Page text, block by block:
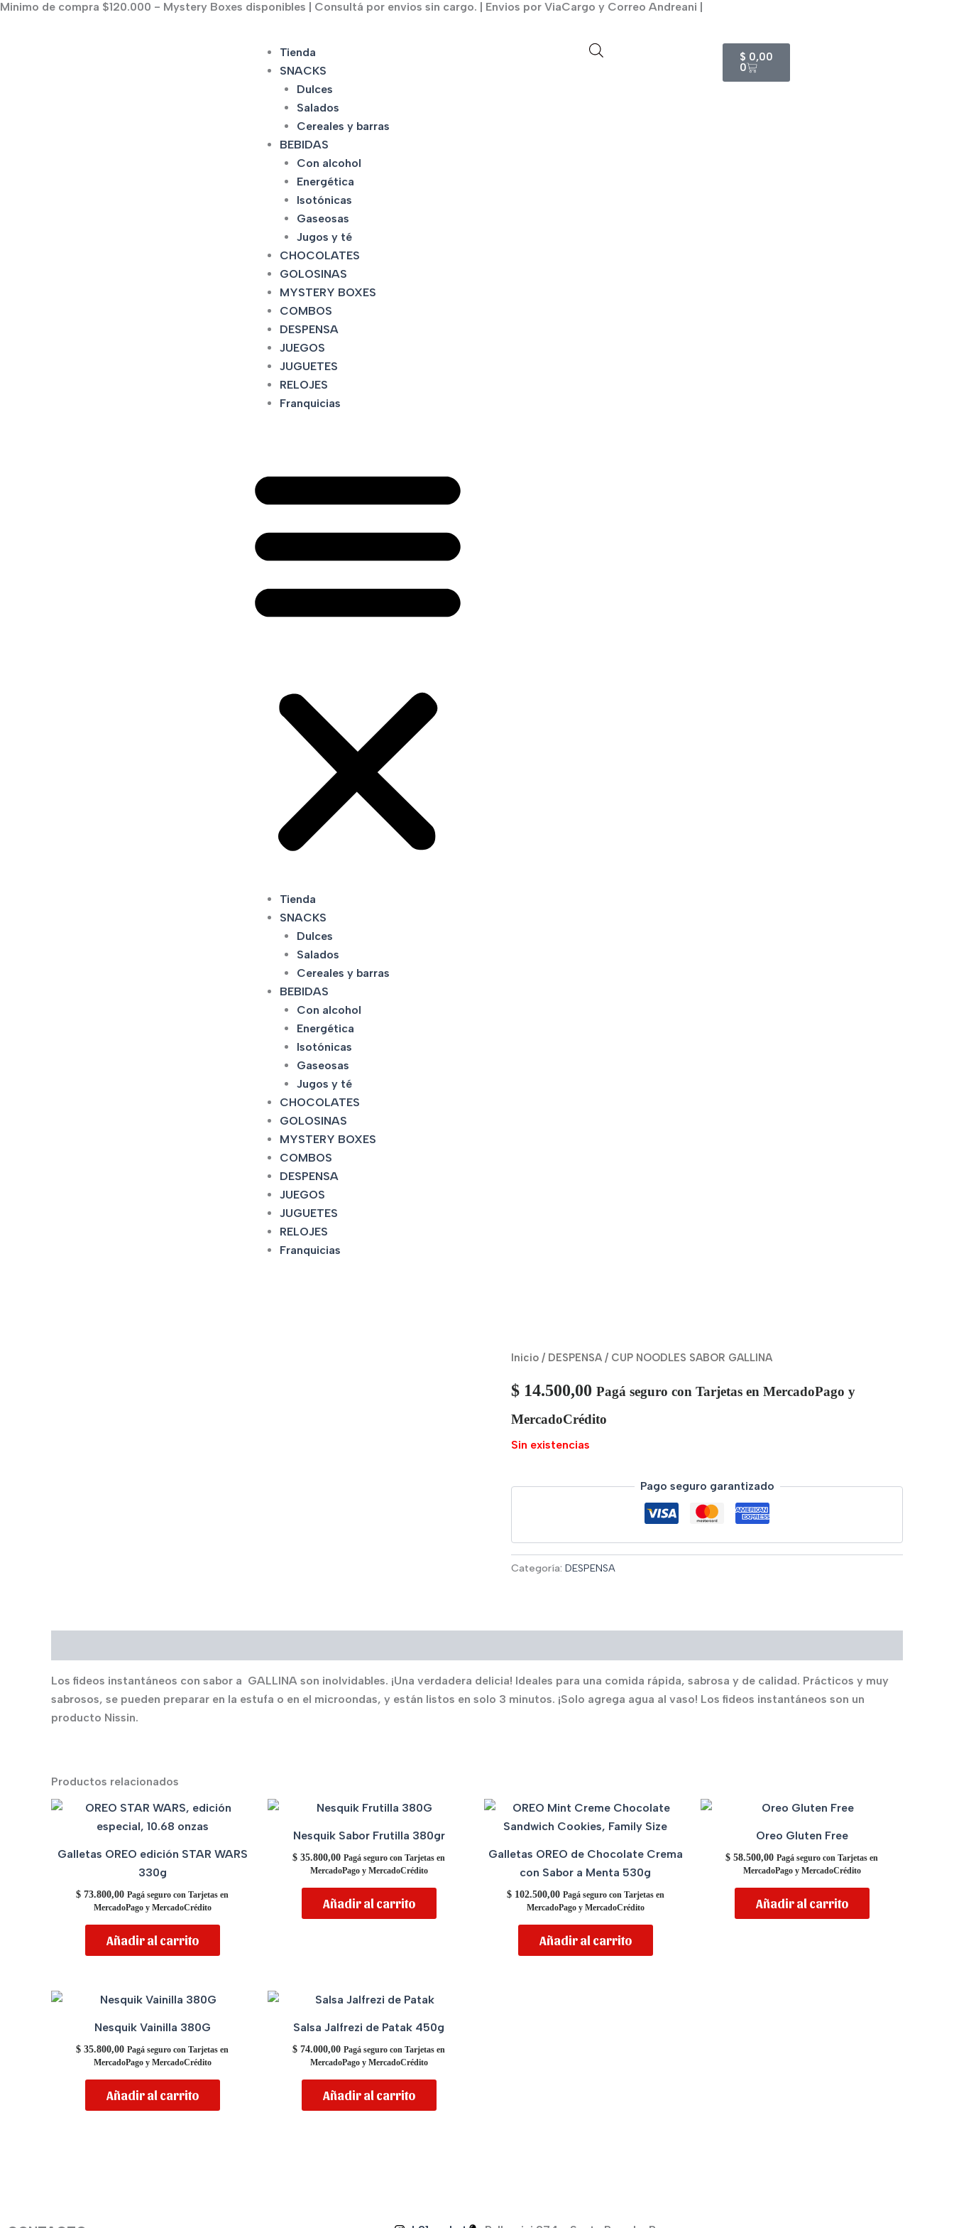
Ir
Minimo de compra $120.000 - Mystery Boxes disponibles | Consultá por envios sin cargo. | Envios por ViaCargo y Correo Andreani |
Tienda
SNACKS
Dulces
Salados
Cereales y barras
BEBIDAS
Con alcohol
Energética
Isotónicas
Gaseosas
Jugos y té
CHOCOLATES
GOLOSINAS
MYSTERY BOXES
COMBOS
DESPENSA
JUEGOS
JUGUETES
RELOJES
Franquicias
Tienda
SNACKS
Dulces
Salados
Cereales y barras
BEBIDAS
Con alcohol
Energética
Isotónicas
Gaseosas
Jugos y té
CHOCOLATES
GOLOSINAS
MYSTERY BOXES
COMBOS
DESPENSA
JUEGOS
JUGUETES
RELOJES
Franquicias
$ 0,00
0
Cart
Inicio / DESPENSA / CUP NOODLES SABOR GALLINA
$ 14.500,00 Pagá seguro con Tarjetas en MercadoPago y
MercadoCrédito
Sin existencias
Pago seguro garantizado
Categoría: DESPENSA
Los fideos instantáneos con sabor a GALLINA son inolvidables. ¡Una verdadera delicia! Ideales para una comida rápida, sabrosa y de calidad. Prácticos y muy
sabrosos, se pueden preparar en la estufa o en el microondas, y están listos en solo 3 minutos. ¡Solo agrega agua al vaso! Los fideos instantáneos son un
producto Nissin.
Productos relacionados
Galletas OREO edición STAR WARS
330g
$ 73.800,00 Pagá seguro con Tarjetas en
MercadoPago y MercadoCrédito
Añadir al carrito
Nesquik Sabor Frutilla 380gr
$ 35.800,00 Pagá seguro con Tarjetas en
MercadoPago y MercadoCrédito
Añadir al carrito
Galletas OREO de Chocolate Crema
con Sabor a Menta 530g
$102.500,00 Pagá seguro con Tarjetas en
MercadoPago y MercadoCrédito
Añadir al carrito
Oreo Gluten Free
$ 58.500,00 Pagá seguro con Tarjetas en
MercadoPago y MercadoCrédito
Añadir al carrito
Nesquik Vainilla 380G
$ 35.800,00 Pagá seguro con Tarjetas en
MercadoPago y MercadoCrédito
Añadir al carrito
Salsa Jalfrezi de Patak 450g
$ 74.000,00 Pagá seguro con Tarjetas en
MercadoPago y MercadoCrédito
Añadir al carrito